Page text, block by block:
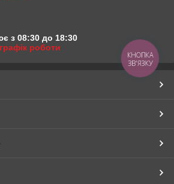
з 08:30 до 18:30
роботи
КНОПКА
ЗВ'ЯЗКУ